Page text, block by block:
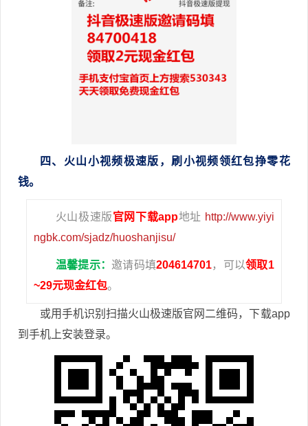
四、火山小视频极速版，刷小视频领红包挣零花
钱。
火山极速版官网下载app地址 http://www.yiyi
ngbk.com/sjadz/huoshanjisu/
温馨提示：邀请码填204614701，可以领取1
~29元现金红包。
或用手机识别扫描火山极速版官网二维码，下载app
到手机上安装登录。